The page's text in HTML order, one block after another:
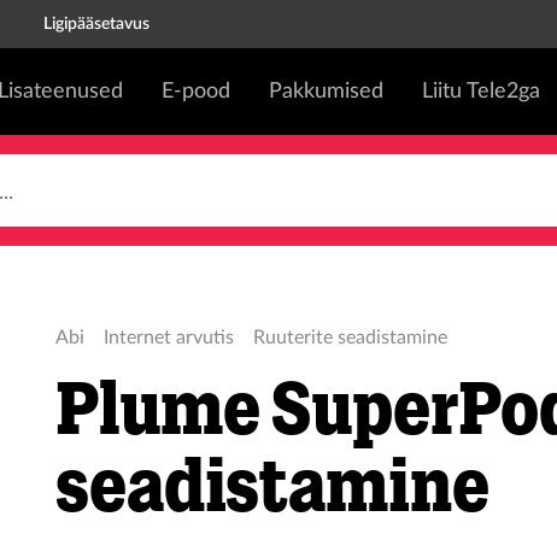
Ligipääsetavus
Lisateenused E-pood Pakkumised Liitu Tele2ga
Abi Internet arvutis Ruuterite seadistamine
Plume
seadistamine